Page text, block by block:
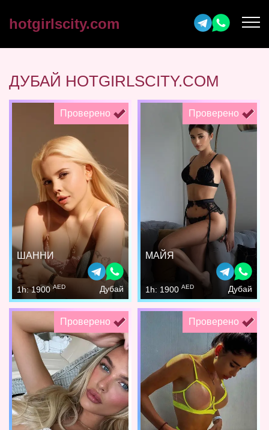
hotgirlscity.com
ДУБАЙ HOTGIRLSCITY.COM
Проверено
ШАННИ
1h: 1900AED Дубай
Проверено
МАЙЯ
1h: 1900 AED Дубай
Проверено Проверено